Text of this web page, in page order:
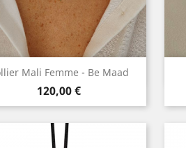
Mali Femme - Be Maad
Prix
120,00 €
Aperçu rapide